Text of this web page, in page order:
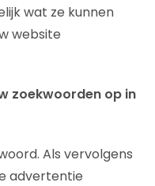
wat ze kunnen
website
zoekwoorden op in
Als vervolgens
advertentie